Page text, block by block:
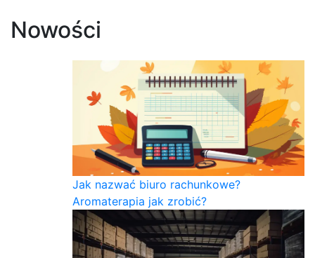
Nowości
Jak nazwać biuro rachunkowe?
Aromaterapia jak zrobić?